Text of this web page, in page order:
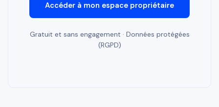
Accéder à mon espace propriétaire
Gratuit et sans engagement · Données protégées
(RGPD)